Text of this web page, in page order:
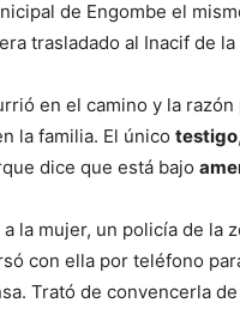
de Engombe el
trasladado al Inacif de
en el camino y la
la familia. El único testigo
dice que está bajo
la mujer, un policía de la
con ella por teléfono
Trató de convencerla